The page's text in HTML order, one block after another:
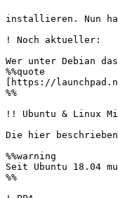
installieren. Nun
! Noch aktueller:
Wer unter Debian
%%quote
[https://
%%
!! Ubuntu & Linux
Die hier
%%warning
Seit Ubuntu 18.04
%%